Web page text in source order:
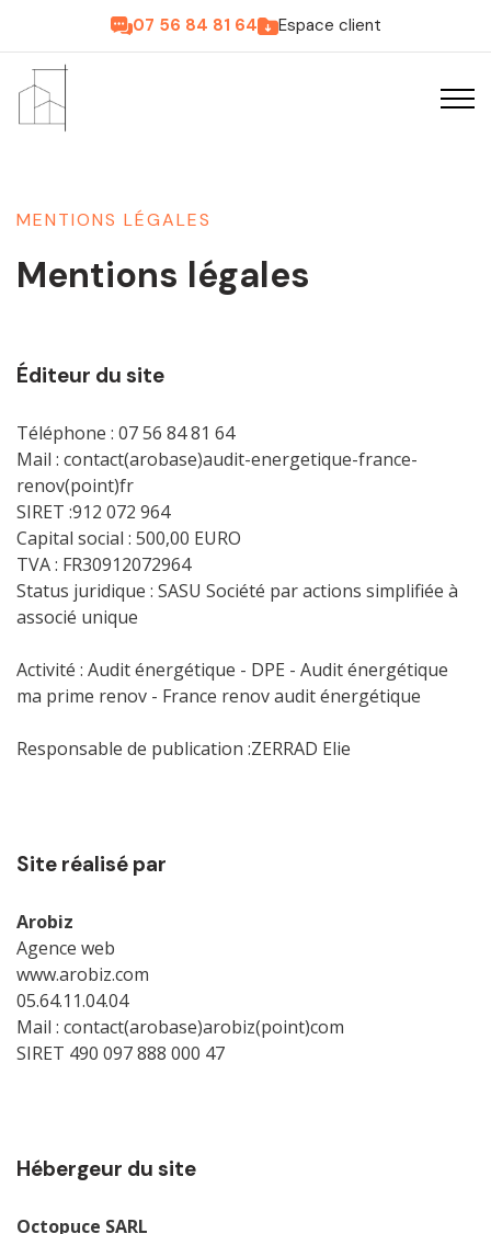
07 56 84 81 64 Espace client
MENTIONS LÉGALES
Mentions légales
Éditeur du site
Téléphone : 07 56 84 81 64
Mail : contact(arobase)audit-energetique-france-
renov(point)fr
SIRET :912 072 964
Capital social : 500,00 EURO
TVA : FR30912072964
Status juridique : SASU Société par actions simplifiée à
associé unique
Activité : Audit énergétique - DPE - Audit énergétique
ma prime renov - France renov audit énergétique
Responsable de publication :ZERRAD Elie
Site réalisé par
Arobiz
Agence web
www.arobiz.com
05.64.11.04.04
Mail : contact(arobase)arobiz(point)com
SIRET 490 097 888 000 47
Hébergeur du site
Octopuce SARL